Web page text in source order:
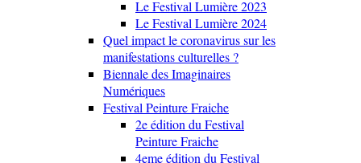
Le Festival Lumière 2023
Le Festival Lumière 2024
Quel impact le coronavirus sur les
manifestations culturelles ?
Biennale des Imaginaires
Numériques
Festival Peinture Fraiche
2e édition du Festival
Peinture Fraiche
4eme édition du Festival